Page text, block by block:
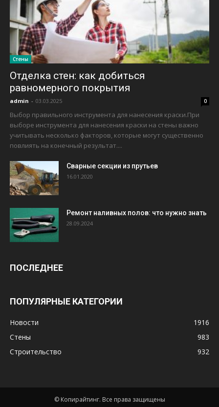
Стены
Отделка стен: как добиться
равномерного покрытия
admin - 03.03.2025 0
Выбор правильного инструмента для нанесения краски.При
выборе инструмента для нанесения краски на стены важно
учитывать несколько факторов, которые могут существенно
повлиять на конечный результат....
Сварные секции из прутьев
16.01.2020
Ремонт наливных полов: что нужно знать
28.09.2024
ПОСЛЕДНЕЕ
ПОПУЛЯРНЫЕ КАТЕГОРИИ
Новости
1916
Стены
983
Строительство
932
© Копирайтинг. Все права защищены